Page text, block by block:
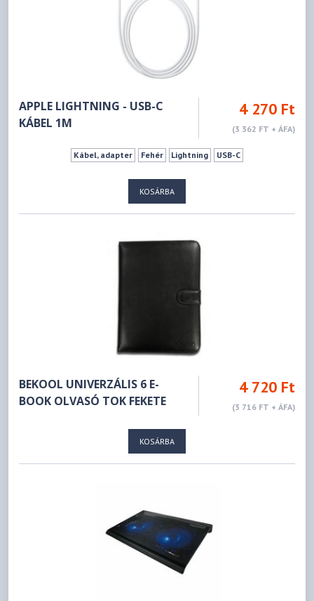
APPLE LIGHTNING - USB-C
KÁBEL 1M
4 270 Ft
(3 362 FT + ÁFA)
Kábel, adapter Fehér Lightning USB-C
KOSÁRBA
BEKOOL UNIVERZÁLIS 6 E-
BOOK OLVASÓ TOK FEKETE
4 720 Ft
(3 716 FT + ÁFA)
KOSÁRBA